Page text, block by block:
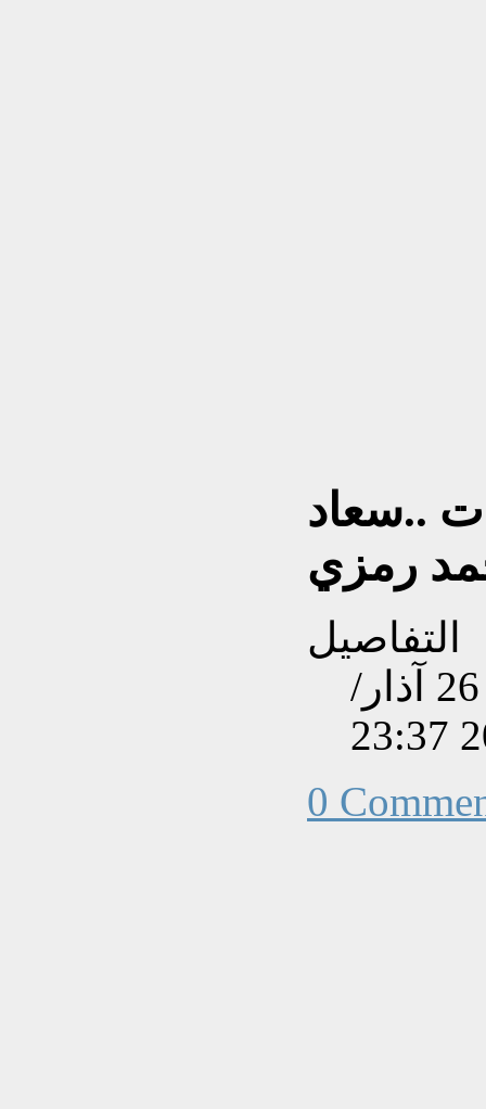
..سعاد
رمزي
التفاصيل
تم إنشاءه بتاريخ الخميس, 26 آذار/
0